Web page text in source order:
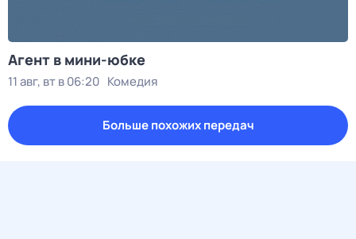
Агент в мини-юбке
11 авг, вт в 06:20 Комедия
Больше похожих передач